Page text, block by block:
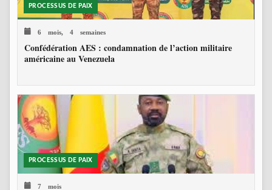
PROCESSUS DE PAIX
6 mois, 4 semaines
Confédération AES : condamnation de l’action militaire
américaine au Venezuela
PROCESSUS DE PAIX
7 mois